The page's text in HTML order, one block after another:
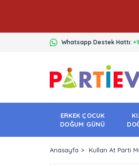
Whatsapp Destek Hattı:
ERKEK ÇOCUK
DOĞUM GÜNÜ
Anasayfa Kullan At Parti